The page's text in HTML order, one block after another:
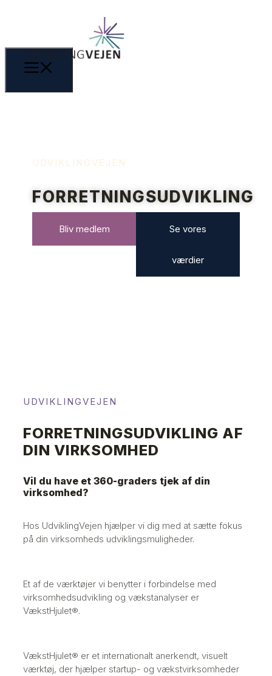
UDVIKLINGVEJEN
FORRETNINGSUDVIKLING
Bliv medlem Se vores
værdier
UDVIKLINGVEJEN
FORRETNINGSUDVIKLING AF
DIN VIRKSOMHED
Vil du have et 360-graders tjek af din
virksomhed?
Hos UdviklingVejen hjælper vi dig med at sætte fokus
på din virksomheds udviklingsmuligheder.
Et af de værktøjer vi benytter i forbindelse med
virksomhedsudvikling og vækstanalyser er
VækstHjulet®.
VækstHjulet® er et internationalt anerkendt, visuelt
værktøj, der hjælper startup- og vækstvirksomheder